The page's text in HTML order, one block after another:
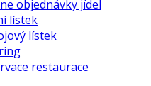
objednávky jídel
lístek
lístek
restaurace